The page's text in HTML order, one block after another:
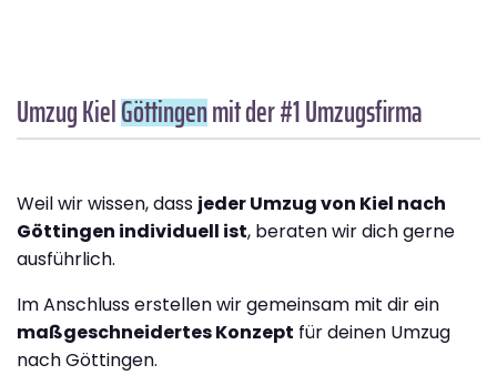
Umzug KielGöttingenmit der #1 Umzugsfirma
Weil wir wissen, dass jeder Umzug von Kiel nach
Göttingen individuell ist, beraten wir dich gerne
ausführlich.
Im Anschluss erstellen wir gemeinsam mit dir ein
maßgeschneidertes Konzept für deinen Umzug
nach Göttingen.